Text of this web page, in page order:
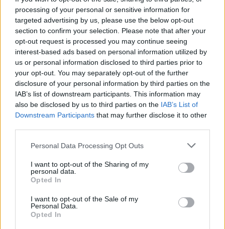
processing of your personal or sensitive information for
targeted advertising by us, please use the below opt-out
section to confirm your selection. Please note that after your
opt-out request is processed you may continue seeing
interest-based ads based on personal information utilized by
us or personal information disclosed to third parties prior to
your opt-out. You may separately opt-out of the further
disclosure of your personal information by third parties on the
IAB’s list of downstream participants. This information may
also be disclosed by us to third parties on the IAB’s List of
Downstream Participants that may further disclose it to other
Personal Data Processing Opt Outs
I want to opt-out of the Sharing of my
personal data.
Opted In
I want to opt-out of the Sale of my
Personal Data.
Opted In
nebudou. Jestli je nyní potřeba něco zbourat – pak to jsou
vzdušné zámky Mostecké uhelné.
Článek vyšel v MFD, 17. 7. 2006
reklama